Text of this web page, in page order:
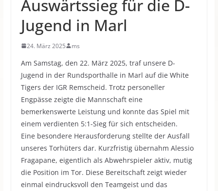
Auswärtssieg für die D-
Jugend in Marl
24. März 2025 ms
Am Samstag, den 22. März 2025, traf unsere D-
Jugend in der Rundsporthalle in Marl auf die White
Tigers der IGR Remscheid. Trotz personeller
Engpässe zeigte die Mannschaft eine
bemerkenswerte Leistung und konnte das Spiel mit
einem verdienten 5:1-Sieg für sich entscheiden.
Eine besondere Herausforderung stellte der Ausfall
unseres Torhüters dar. Kurzfristig übernahm Alessio
Fragapane, eigentlich als Abwehrspieler aktiv, mutig
die Position im Tor. Diese Bereitschaft zeigt wieder
einmal eindrucksvoll den Teamgeist und das